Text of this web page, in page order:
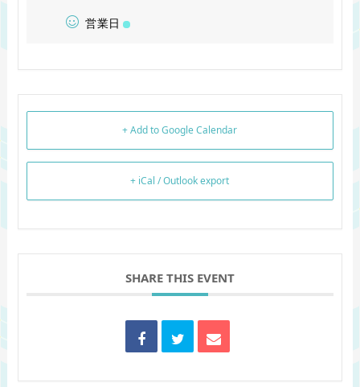
営業日
+ Add to Google Calendar
+ iCal / Outlook export
SHARE THIS EVENT